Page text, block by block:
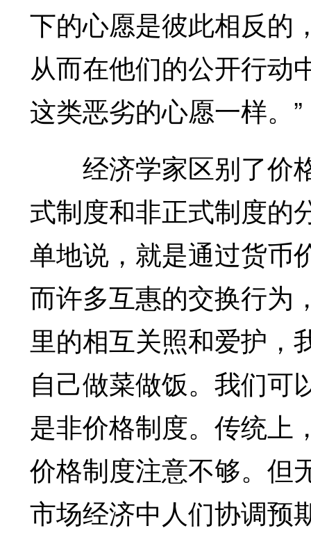
下的心愿是彼此相反的
从而在他们的公开行动
这类恶劣的心愿一样。”
经济学家区别了价
式制度和非正式制度的
单地说，就是通过货币
而许多互惠的交换行为
里的相互关照和爱护，
自己做菜做饭。我们可
是非价格制度。传统上
价格制度注意不够。但
市场经济中人们协调预